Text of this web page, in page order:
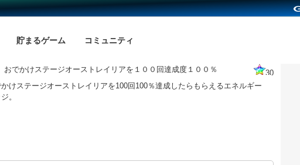
貯まるゲーム コミュニティ
おでかけステージオーストレイリアを１００回達成度１００％
30
かけステージオーストレイリアを100回100％達成したらもらえるエネルギー
。